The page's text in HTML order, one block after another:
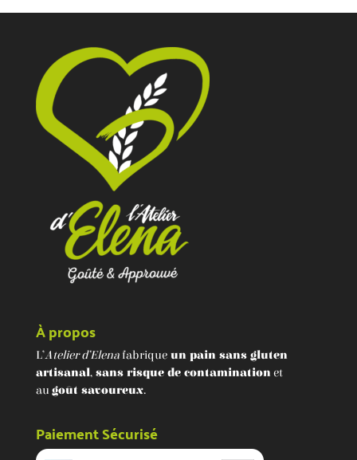
À propos
L’Atelier d’Elenafabriqueun pain sans gluten
artisanal, sans risque de contaminationet
au goût savoureux.
Paiement Sécurisé